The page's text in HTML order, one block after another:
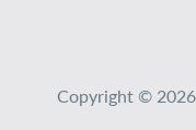
Copyright ©